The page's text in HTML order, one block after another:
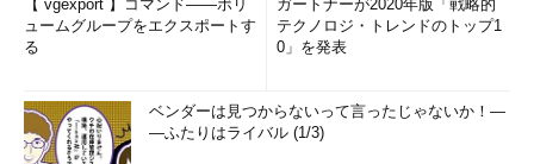
【 vgexport 】コマンド――ボリ
ュームグループをエクスポートす
る
ガートナーが2020年版「戦略的
テクノロジ・トレンドのトップ1
0」を発表
ベンダーは見つからないって言ったじゃないか！―
―ふたりはライバル (1/3)